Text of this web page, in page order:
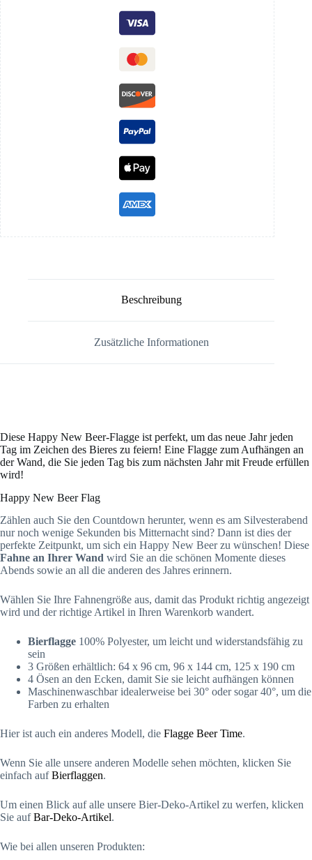
Beschreibung
Zusätzliche Informationen
Diese Happy New Beer-Flagge ist perfekt, um das neue Jahr jeden
Tag im Zeichen des Bieres zu feiern! Eine Flagge zum Aufhängen an
der Wand, die Sie jeden Tag bis zum nächsten Jahr mit Freude erfüllen
wird!
Happy New Beer Flag
Zählen auch Sie den Countdown herunter, wenn es am Silvesterabend
nur noch wenige Sekunden bis Mitternacht sind? Dann ist dies der
perfekte Zeitpunkt, um sich ein Happy New Beer zu wünschen! Diese
Fahne an Ihrer Wand wird Sie an die schönen Momente dieses
Abends sowie an all die anderen des Jahres erinnern.
Wählen Sie Ihre Fahnengröße aus, damit das Produkt richtig angezeigt
wird und der richtige Artikel in Ihren Warenkorb wandert.
Bierflagge 100% Polyester, um leicht und widerstandsfähig zu
sein
3 Größen erhältlich: 64 x 96 cm, 96 x 144 cm, 125 x 190 cm
4 Ösen an den Ecken, damit Sie sie leicht aufhängen können
Maschinenwaschbar idealerweise bei 30° oder sogar 40°, um die
Farben zu erhalten
Hier ist auch ein anderes Modell, die Flagge Beer Time.
Wenn Sie alle unsere anderen Modelle sehen möchten, klicken Sie
einfach aufBierflaggen.
Um einen Blick auf alle unsere Bier-Deko-Artikel zu werfen, klicken
Sie aufBar-Deko-Artikel.
Wie bei allen unseren Produkten: